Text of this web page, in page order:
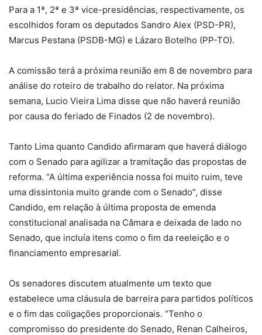
Para a 1ª, 2ª e 3ª vice-presidências, respectivamente, os
escolhidos foram os deputados Sandro Alex (PSD-PR),
Marcus Pestana (PSDB-MG) e Lázaro Botelho (PP-TO).
A comissão terá a próxima reunião em 8 de novembro para
análise do roteiro de trabalho do relator. Na próxima
semana, Lucio Vieira Lima disse que não haverá reunião
por causa do feriado de Finados (2 de novembro).
Tanto Lima quanto Candido afirmaram que haverá diálogo
com o Senado para agilizar a tramitação das propostas de
reforma. “A última experiência nossa foi muito ruim, teve
uma dissintonia muito grande com o Senado”, disse
Candido, em relação à última proposta de emenda
constitucional analisada na Câmara e deixada de lado no
Senado, que incluía itens como o fim da reeleição e o
financiamento empresarial.
Os senadores discutem atualmente um texto que
estabelece uma cláusula de barreira para partidos políticos
e o fim das coligações proporcionais. “Tenho o
compromisso do presidente do Senado, Renan Calheiros,